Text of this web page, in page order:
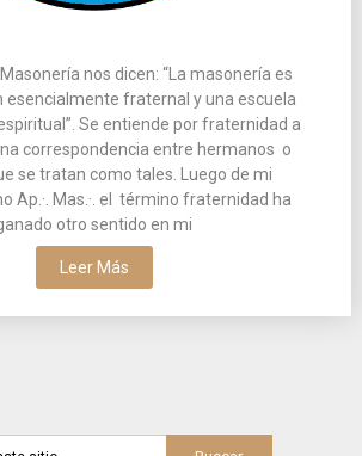
Masonería nos dicen: “La masonería es
esencialmente fraternal y una escuela
Se entiende por fraternidad a
correspondencia entre hermanos o
se tratan como tales. Luego de mi
Ap.·. Mas.·. el término fraternidad ha
otro sentido en mi
Leer Más